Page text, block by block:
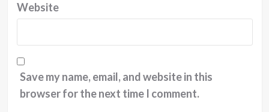
Website
Save my name, email, and website in this
browser for the next time I comment.